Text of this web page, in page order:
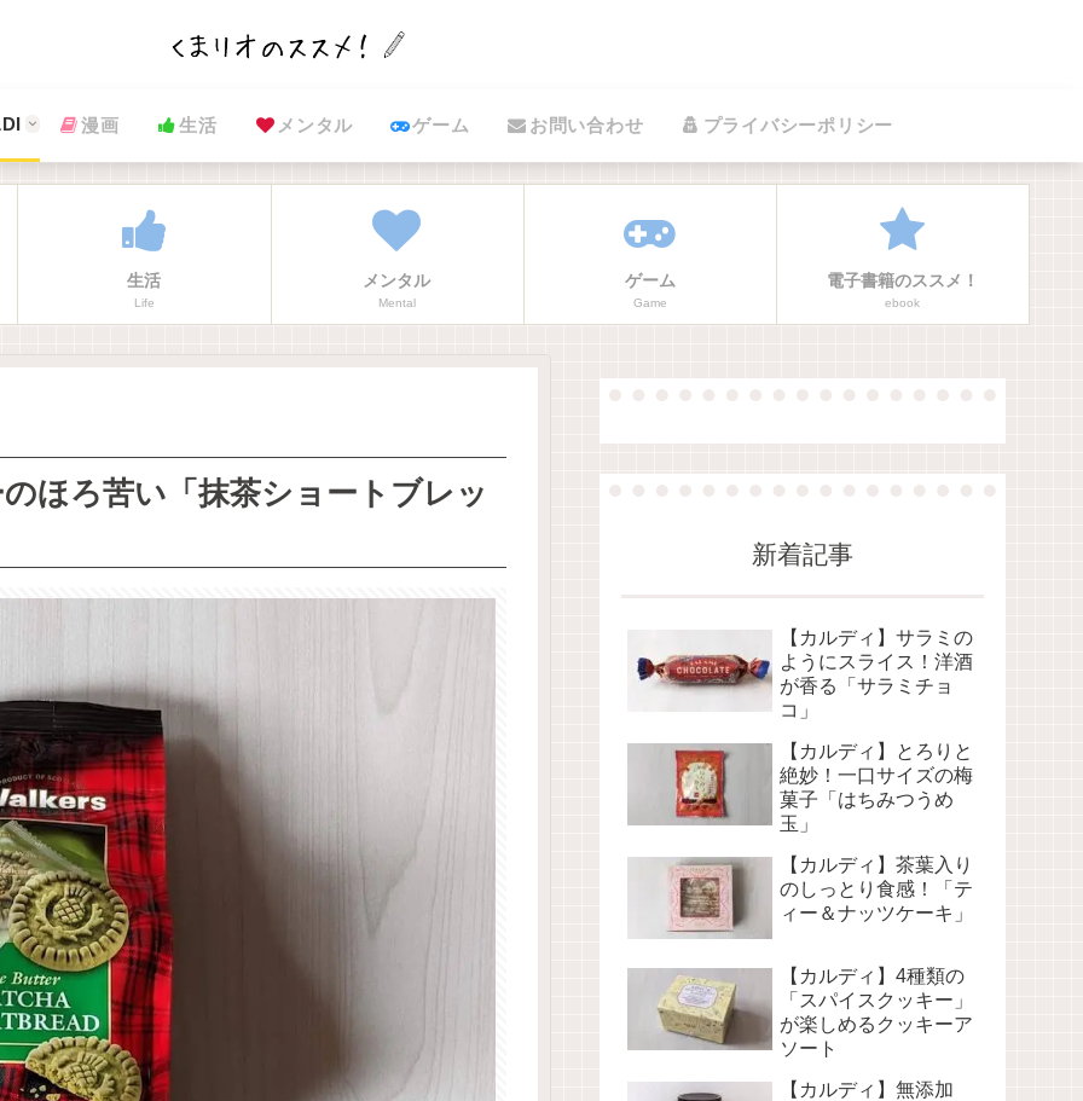
漫画 生活 メンタル ゲーム お問い合わせ プライバシーポリシー
生活
Life
メンタル
Mental
ゲーム
Game
電子書籍のススメ！
ebook
ほろ苦い「抹茶ショートブレッ
新着記事
【カルディ】サラミの
ようにスライス！洋酒
が香る「サラミチョ
コ」
【カルディ】とろりと
絶妙！一口サイズの梅
菓子「はちみつうめ
玉」
【カルディ】茶葉入り
のしっとり食感！「テ
ィー＆ナッツケーキ」
【カルディ】4種類の
「スパイスクッキー」
が楽しめるクッキーア
ソート
【カルディ】無添加